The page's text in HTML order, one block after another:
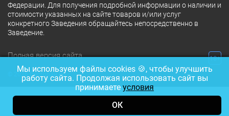
Федерации. Для получения подробной информации о наличии и
стоимости указанных на сайте товаров и/или услуг
конкретного Заведения обращайтесь непосредственно в
Заведение.
Полная версия сайта 18+
© 2026 Ресторан.Ru
Мы используем файлы cookies 🍪, чтобы улучшить
работу сайта. Продолжая использовать сайт вы
принимаете условия
ОК